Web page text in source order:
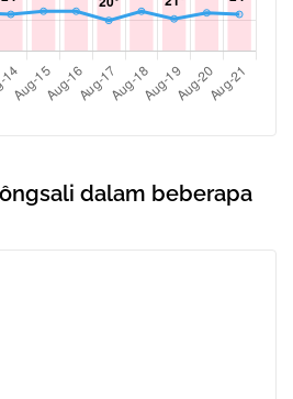
dalam beberapa